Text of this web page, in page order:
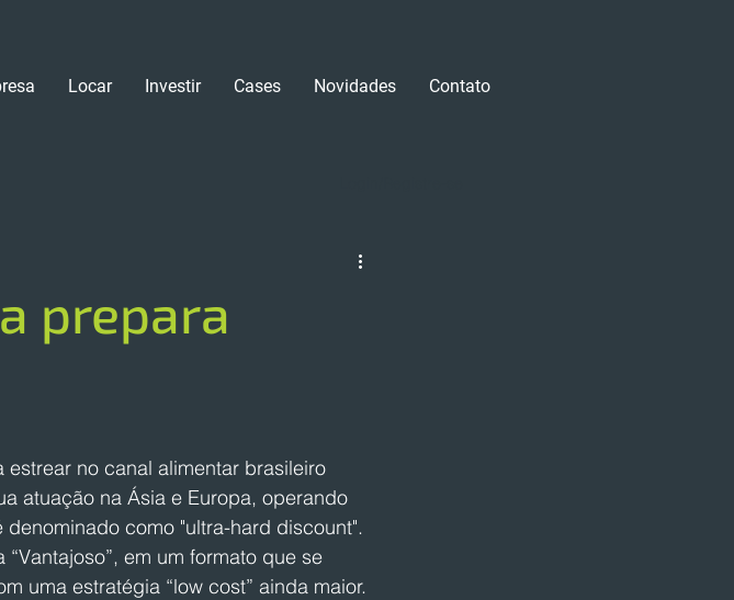
Locar Investir Cases Novidades Contato
prepara
no canal alimentar brasileiro
atuação na Ásia e Europa, operando
como "ultra-hard discount".
em um formato que se
uma estratégia “low cost” ainda maior.